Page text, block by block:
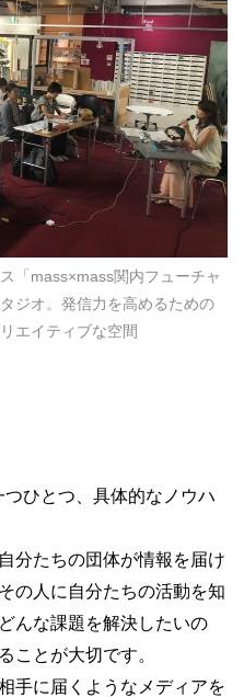
「mass×mass関内フューチャ
ジオ。発信力を高めるための
エイティブな空間
ひとつ、具体的なノウハ
分たちの団体が情報を届け
の人に自分たちの活動を知
んな課題を解決したいの
ことが大切です。
手に届くようなメディアを